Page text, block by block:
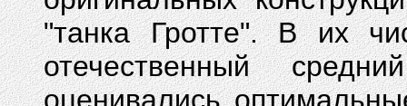
"танка Гротте". В их
отечественный